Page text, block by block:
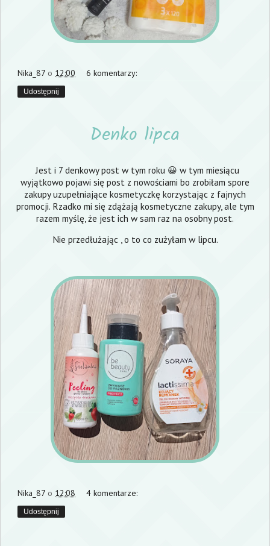
Nika_87 o 12:00 6 komentarzy:
Udostępnij
Denko lipca
Jest i 7 denkowy post w tym roku 😀 w tym miesiącu
wyjątkowo pojawi się post z nowościami bo zrobiłam spore
zakupy uzupełniające kosmetyczkę korzystając z fajnych
promocji. Rzadko mi się zdążają kosmetyczne zakupy, ale tym
razem myślę, że jest ich w sam raz na osobny post.
Nie przedłużając , o to co zużyłam w lipcu.
Nika_87 o 12:08 4 komentarze:
Udostępnij